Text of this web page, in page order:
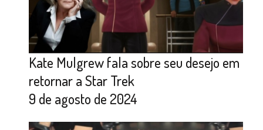
Kate Mulgrew fala sobre seu desejo em
retornar a Star Trek
9 de agosto de 2024